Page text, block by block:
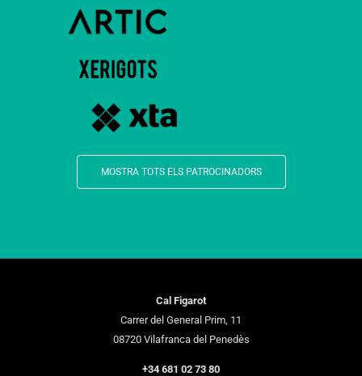
MOSTRA TOTS ELS PATROCINADORS
Cal Figarot
Carrer del General Prim, 11
08720 Vilafranca del Penedès
+34 681 02 73 80